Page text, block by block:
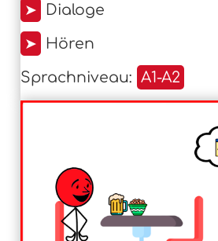
➤ Dialoge
➤ Hören
Sprachniveau: A1-A2